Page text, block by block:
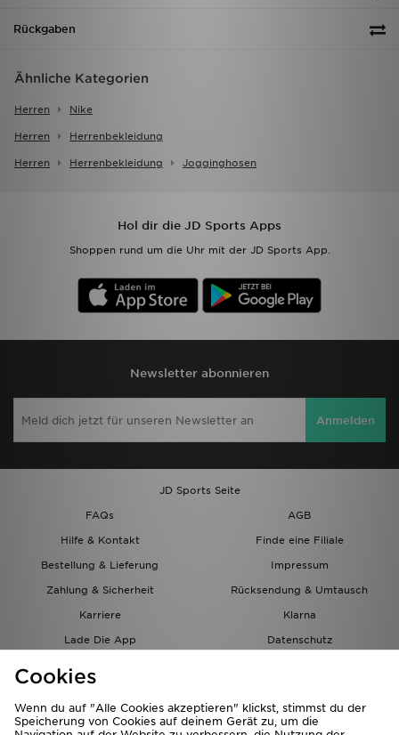
Rückgaben
Ähnliche Kategorien
Herren Nike
Herren Herrenbekleidung
Herren Herrenbekleidung Jogginghosen
Hol dir die JD Sports Apps
Shoppen rund um die Uhr mit der JD Sports App.
Newsletter abonnieren
Anmelden
JD Sports Seite
FAQs
AGB
Hilfe & Kontakt
Finde eine Filiale
Bestellung & Lieferung
Impressum
Zahlung & Sicherheit
Rücksendung & Umtausch
Karriere
Klarna
Lade Die App
Datenschutz
Cookies
Wenn du auf "Alle Cookies akzeptieren" klickst, stimmst du der
Speicherung von Cookies auf deinem Gerät zu, um die